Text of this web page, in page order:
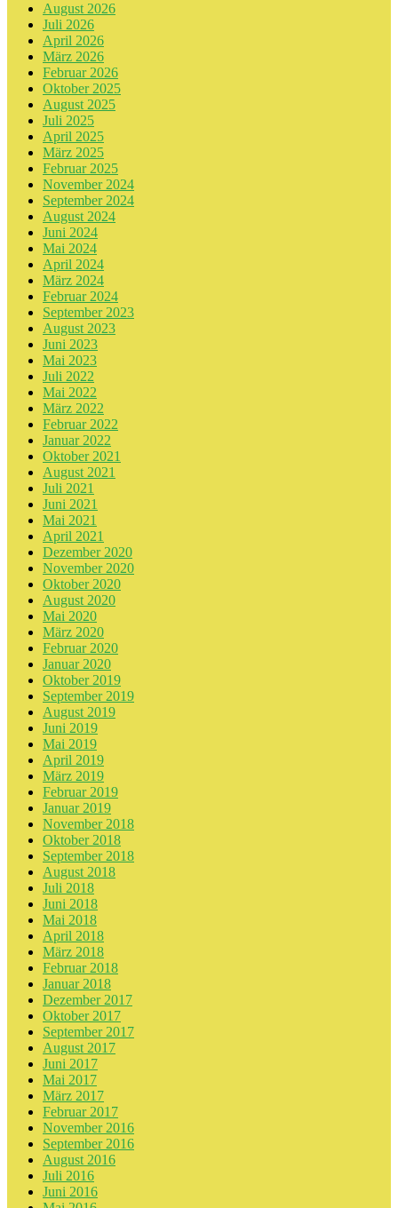
August 2026
Juli 2026
April 2026
März 2026
Februar 2026
Oktober 2025
August 2025
Juli 2025
April 2025
März 2025
Februar 2025
November 2024
September 2024
August 2024
Juni 2024
Mai 2024
April 2024
März 2024
Februar 2024
September 2023
August 2023
Juni 2023
Mai 2023
Juli 2022
Mai 2022
März 2022
Februar 2022
Januar 2022
Oktober 2021
August 2021
Juli 2021
Juni 2021
Mai 2021
April 2021
Dezember 2020
November 2020
Oktober 2020
August 2020
Mai 2020
März 2020
Februar 2020
Januar 2020
Oktober 2019
September 2019
August 2019
Juni 2019
Mai 2019
April 2019
März 2019
Februar 2019
Januar 2019
November 2018
Oktober 2018
September 2018
August 2018
Juli 2018
Juni 2018
Mai 2018
April 2018
März 2018
Februar 2018
Januar 2018
Dezember 2017
Oktober 2017
September 2017
August 2017
Juni 2017
Mai 2017
März 2017
Februar 2017
November 2016
September 2016
August 2016
Juli 2016
Juni 2016